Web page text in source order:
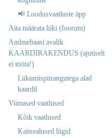
📢 Loodusvaatluste äpp
Aita määrata liiki (foorum)
Andmebaasi avalik
KAARDIRAKENDUS (ajutiselt
ei tööta!)
Liikumispiirangutega alad
kaardil
Viimased vaatlused
Kõik vaatlused
Kaitsealused liigid